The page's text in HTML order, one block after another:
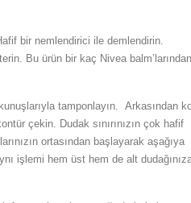
bir nemlendirici ile demlendirin.
Bu ürün bir kaç Nivea balm’larından
tamponlayın. Arkasından
çekin. Dudak sınırınızın çok hafif
ortasından başlayarak aşağıya
işlemi hem üst hem de alt